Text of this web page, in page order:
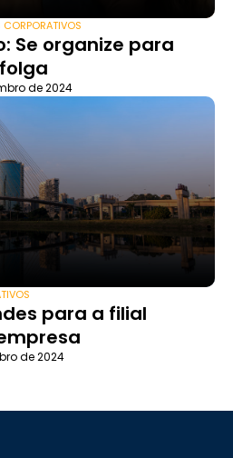
CORPORATIVOS
Se organize para
de 2024
para a filial
de 2024